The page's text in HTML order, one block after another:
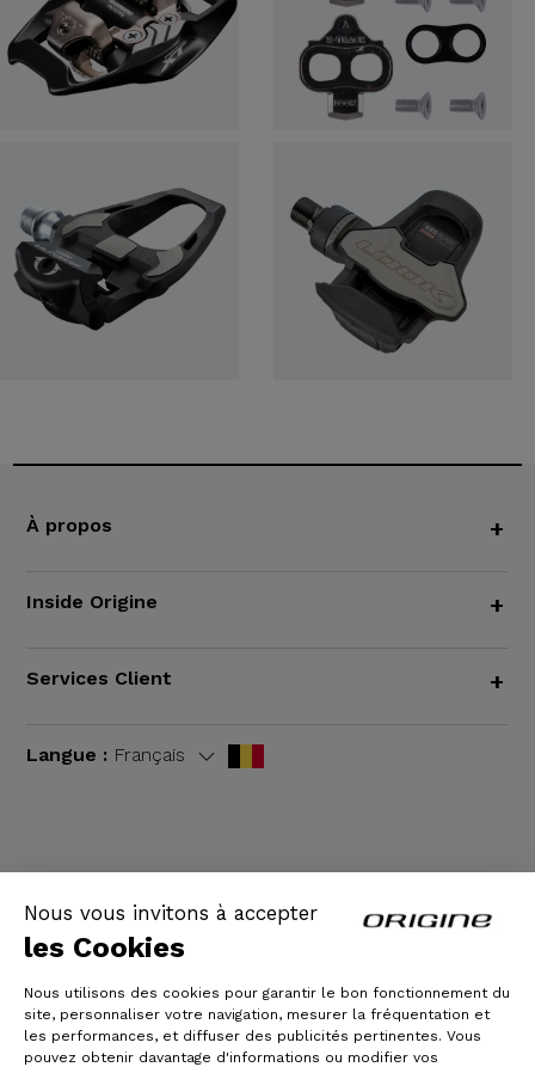
Nous vous invitons à accepter
les Cookies
Nous utilisons des cookies pour garantir le bon fonctionnement du
site, personnaliser votre navigation, mesurer la fréquentation et
les performances, et diffuser des publicités pertinentes. Vous
pouvez obtenir davantage d'informations ou modifier vos
À propos +
Inside Origine +
Services Client +
Langue : Français